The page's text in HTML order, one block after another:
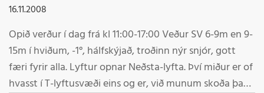
16.11.2008
Opið verður í dag frá kl 11:00-17:00 Veður SV 6-9m en 9-
15m í hviðum, -1°, hálfskýjað, troðinn nýr snjór, gott
færi fyrir alla. Lyftur opnar Neðsta-lyfta. Því miður er of
hvasst í T-lyftusvæði eins og er, við munum skoða það